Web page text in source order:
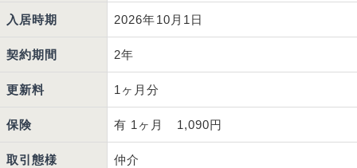
入居時期 2026年10月1日
契約期間 2年
更新料 1ヶ月分
保険 有 1ヶ月 1,090円
取引態様 仲介